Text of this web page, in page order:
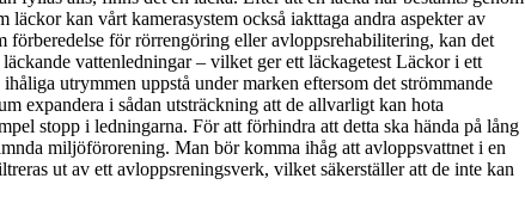
kan vårt kamerasystem också iakttaga andra aspekter av
för rörrengöring eller avloppsrehabilitering, kan det
vattenledningar – vilket ger ett läckagetest Läckor i ett
utrymmen uppstå under marken eftersom det strömmande
expandera i sådan utsträckning att de allvarligt kan hota
stopp i ledningarna. För att förhindra att detta ska hända på lång
miljöförorening. Man bör komma ihåg att avloppsvattnet i en
ut av ett avloppsreningsverk, vilket säkerställer att de inte kan